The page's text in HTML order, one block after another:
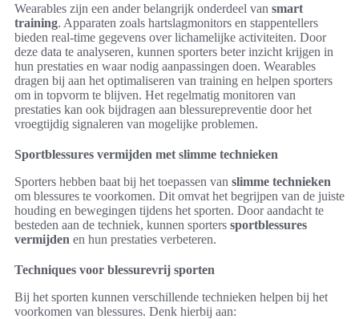
Wearables zijn een ander belangrijk onderdeel van smart
training. Apparaten zoals hartslagmonitors en stappentellers
bieden real-time gegevens over lichamelijke activiteiten. Door
deze data te analyseren, kunnen sporters beter inzicht krijgen in
hun prestaties en waar nodig aanpassingen doen. Wearables
dragen bij aan het optimaliseren van training en helpen sporters
om in topvorm te blijven. Het regelmatig monitoren van
prestaties kan ook bijdragen aan blessurepreventie door het
vroegtijdig signaleren van mogelijke problemen.
Sportblessures vermijden met slimme technieken
Sporters hebben baat bij het toepassen van slimme technieken
om blessures te voorkomen. Dit omvat het begrijpen van de juiste
houding en bewegingen tijdens het sporten. Door aandacht te
besteden aan de techniek, kunnen sporters sportblessures
vermijden en hun prestaties verbeteren.
Techniques voor blessurevrij sporten
Bij het sporten kunnen verschillende technieken helpen bij het
voorkomen van blessures. Denk hierbij aan: